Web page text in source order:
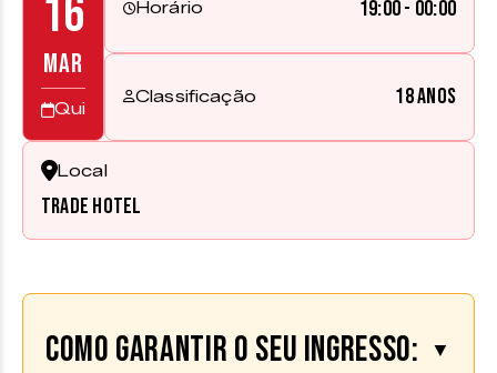
16
MAR
Qui
Horário 19:00 - 00:00
Classificação 18 anos
Local
Trade Hotel
Como garantir o seu ingresso: ▼